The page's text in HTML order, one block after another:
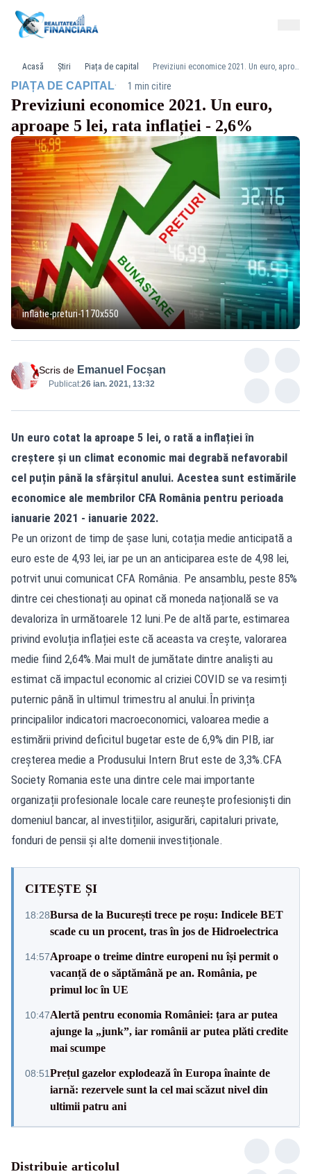
Acasă Știri Piața de capital Previziuni economice 2021. Un euro, aproape 5 lei, rata inflației - 2,6%
PIAȚA DE CAPITAL· 1 min citire
Previziuni economice 2021. Un euro,
aproape 5 lei, rata inflației - 2,6%
inflatie-preturi-1170x550
Scris de Emanuel Focșan
Publicat:26 ian. 2021, 13:32
Un euro cotat la aproape 5 lei, o rată a inflației în
creștere și un climat economic mai degrabă nefavorabil
cel puțin până la sfârșitul anului. Acestea sunt estimările
economice ale membrilor CFA România pentru perioada
ianuarie 2021 - ianuarie 2022.
Pe un orizont de timp de șase luni, cotația medie anticipată a
euro este de 4,93 lei, iar pe un an anticiparea este de 4,98 lei,
potrvit unui comunicat CFA România. Pe ansamblu, peste 85%
dintre cei chestionați au opinat că moneda națională se va
devaloriza în următoarele 12 luni.Pe de altă parte, estimarea
privind evoluția inflației este că aceasta va crește, valorarea
medie fiind 2,64%.Mai mult de jumătate dintre analiști au
estimat că impactul economic al criziei COVID se va resimți
puternic până în ultimul trimestru al anului.În privința
principalilor indicatori macroeconomici, valoarea medie a
estimării privind deficitul bugetar este de 6,9% din PIB, iar
creșterea medie a Produsului Intern Brut este de 3,3%.CFA
Society Romania este una dintre cele mai importante
organizații profesionale locale care reunește profesioniști din
domeniul bancar, al investițiilor, asigurări, capitaluri private,
fonduri de pensii și alte domenii investiționale.
CITEȘTE ȘI
18:28Bursa de la București trece pe roșu: Indicele BET
scade cu un procent, tras în jos de Hidroelectrica
14:57Aproape o treime dintre europeni nu își permit o
vacanță de o săptămână pe an. România, pe
primul loc în UE
10:47Alertă pentru economia României: țara ar putea
ajunge la „junk”, iar românii ar putea plăti credite
mai scumpe
08:51Prețul gazelor explodează în Europa înainte de
iarnă: rezervele sunt la cel mai scăzut nivel din
ultimii patru ani
Distribuie articolul